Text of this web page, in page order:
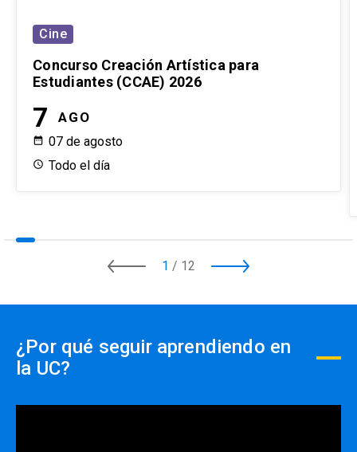
Cine
Concurso Creación Artística para
Estudiantes (CCAE) 2026
7 AGO
07 de agosto
Todo el día
1 / 12
¿Por qué seguir aprendiendo en
la UC?